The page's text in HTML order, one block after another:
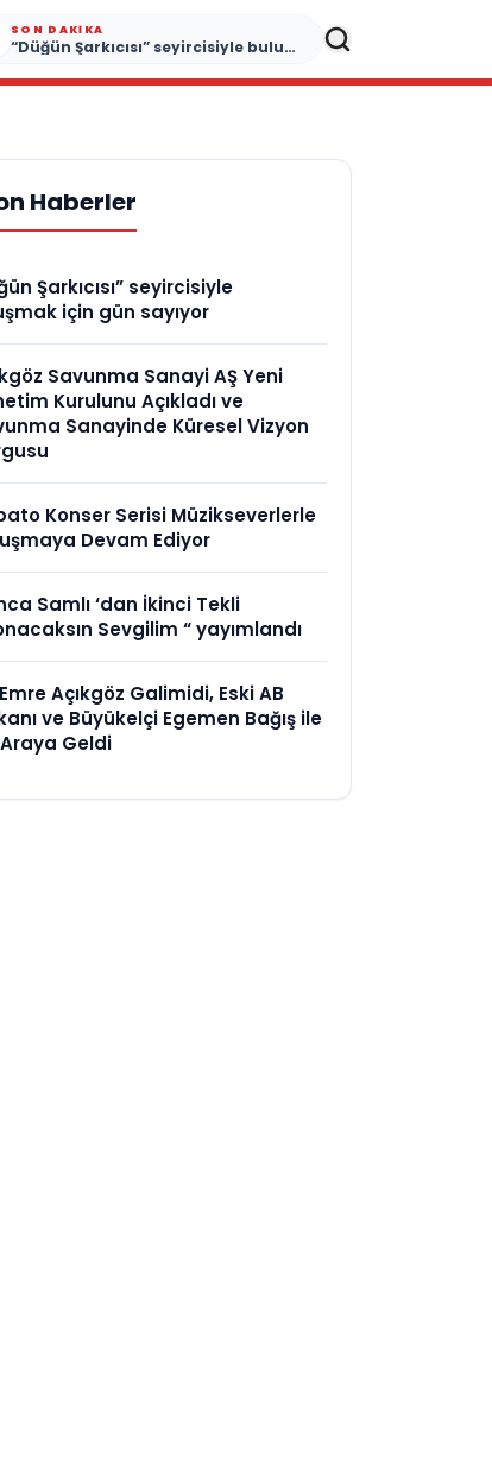
SON DAKIKA
“Düğün Şarkıcısı” seyircisiyle buluşmak için gün sayıyor
Haberler
Şarkıcısı” seyircisiyle
için gün sayıyor
Savunma Sanayi AŞ Yeni
Kurulunu Açıkladı ve
Sanayinde Küresel Vizyon
Konser Serisi Müzikseverlerle
Devam Ediyor
Samlı ‘dan İkinci Tekli
Sevgilim “ yayımlandı
Açıkgöz Galimidi, Eski AB
ve Büyükelçi Egemen Bağış ile
Geldi